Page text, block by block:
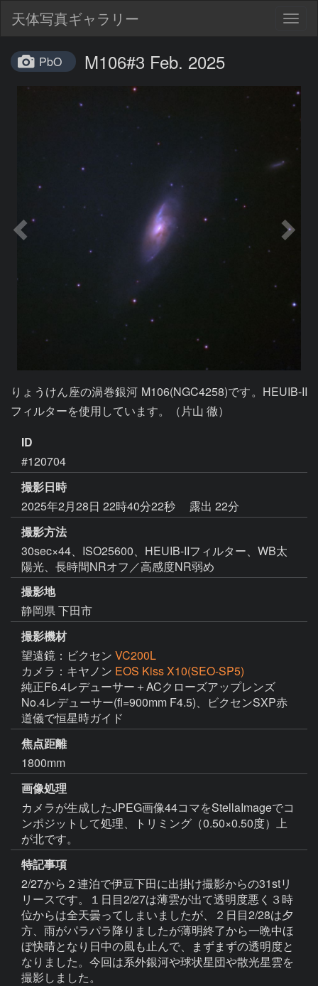
天体写真ギャラリー
PbO M106#3 Feb. 2025
りょうけん座の渦巻銀河 M106(NGC4258)です。HEUIB-II
フィルターを使用しています。（片山 徹）
ID
#120704
撮影日時
2025年2月28日 22時40分22秒
露出 22分
撮影方法
30sec×44、ISO25600、HEUIB-IIフィルター、WB太
陽光、長時間NRオフ／高感度NR弱め
撮影地
静岡県 下田市
撮影機材
望遠鏡：ビクセン VC200L
カメラ：キヤノン EOS Kiss X10(SEO-SP5)
純正F6.4レデューサー＋ACクローズアップレンズ
No.4レデューサー(fl=900mm F4.5)、ビクセンSXP赤
道儀で恒星時ガイド
焦点距離
1800mm
画像処理
カメラが生成したJPEG画像44コマをStellaImageでコ
ンポジットして処理、トリミング（0.50×0.50度）上
が北です。
特記事項
2/27から２連泊で伊豆下田に出掛け撮影からの31stリ
リースです。１日目2/27は薄雲が出て透明度悪く３時
位からは全天曇ってしまいましたが、２日目2/28は夕
方、雨がパラパラ降りましたが薄明終了から一晩中ほ
ぼ快晴となり日中の風も止んで、まずまずの透明度と
なりました。今回は系外銀河や球状星団や散光星雲を
撮影しました。